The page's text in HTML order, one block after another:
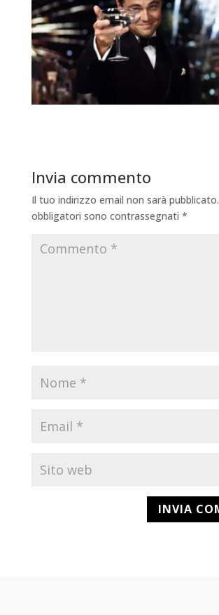
Invia commento
Il tuo indirizzo email non sarà pubblicato.
obbligatori sono contrassegnati *